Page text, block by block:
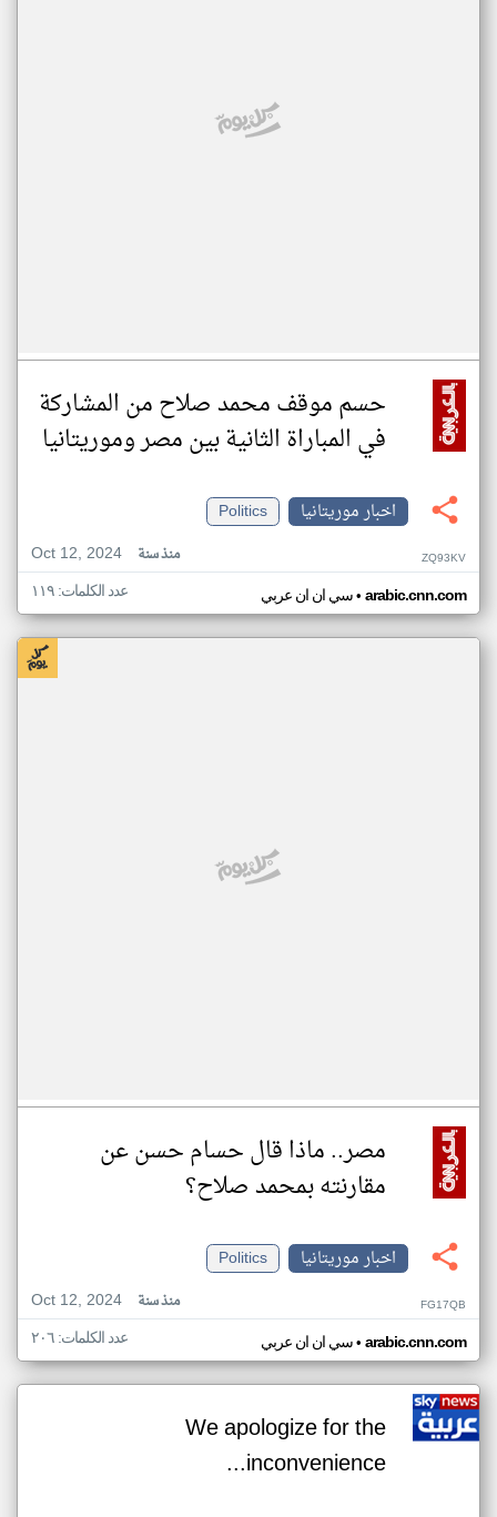
حسم موقف محمد صلاح من المشاركة
في المباراة الثانية بين مصر وموريتانيا
اخبار موريتانيا
Politics
Oct 12, 2024
منذ سنة ZQ93KV
سي ان ان عربي• arabic.cnn.com عدد الكلمات: ١١٩
مصر.. ماذا قال حسام حسن عن
مقارنته بمحمد صلاح؟
اخبار موريتانيا
Politics
Oct 12, 2024
منذ سنة FG17QB
سي ان ان عربي• arabic.cnn.com عدد الكلمات: ٢٠٦
We apologize for the
inconvenience...